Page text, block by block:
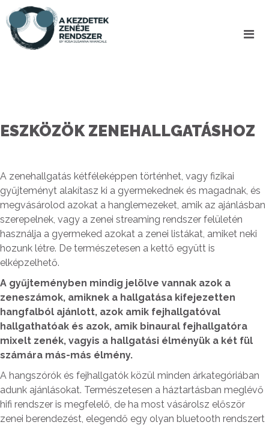
ESZKÖZÖK ZENEHALLGATÁSHOZ
A zenehallgatás kétféleképpen történhet, vagy fizikai
gyűjteményt alakítasz ki a gyermekednek és magadnak, és
megvásárolod azokat a hanglemezeket, amik az ajánlásban
szerepelnek, vagy a zenei streaming rendszer felületén
használja a gyermeked azokat a zenei listákat, amiket neki
hozunk létre. De természetesen a kettő együtt is
elképzelhető.
A gyűjteményben mindig jelölve vannak azok a
zeneszámok, amiknek a hallgatása kifejezetten
hangfalból ajánlott, azok amik fejhallgatóval
hallgathatóak és azok, amik binaural fejhallgatóra
mixelt zenék, vagyis a hallgatási élményük a két fül
számára más-más élmény.
A hangszórók és fejhallgatók közül minden árkategóriában
adunk ajánlásokat. Természetesen a háztartásban meglévő
hifi rendszer is megfelelő, de ha most vásárolsz először
zenei berendezést, elegendő egy olyan bluetooth rendszert